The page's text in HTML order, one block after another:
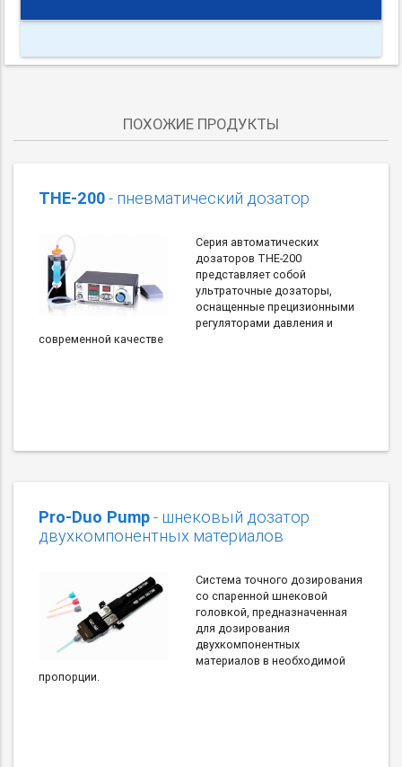
ПОХОЖИЕ ПРОДУКТЫ
THE-200- пневматический дозатор
Серия автоматических
дозаторов THE-200
представляет собой
ультраточные дозаторы,
оснащенные прецизионными
регуляторами давления и
современной качестве
Pro-Duo Pump- шнековый дозатор
двухкомпонентных материалов
Система точного дозирования
со спаренной шнековой
головкой, предназначенная
для дозирования
двухкомпонентных
материалов в необходимой
пропорции.